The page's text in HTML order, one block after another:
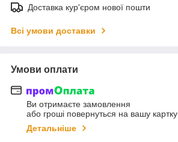
Доставка кур'єром нової пошти
Всі умови доставки
Умови оплати
Ви отримаєте замовлення
або гроші повернуться на вашу картку
Детальніше